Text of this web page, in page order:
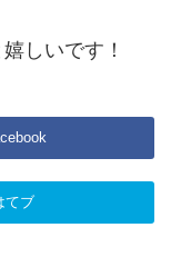
しいです！
てブ